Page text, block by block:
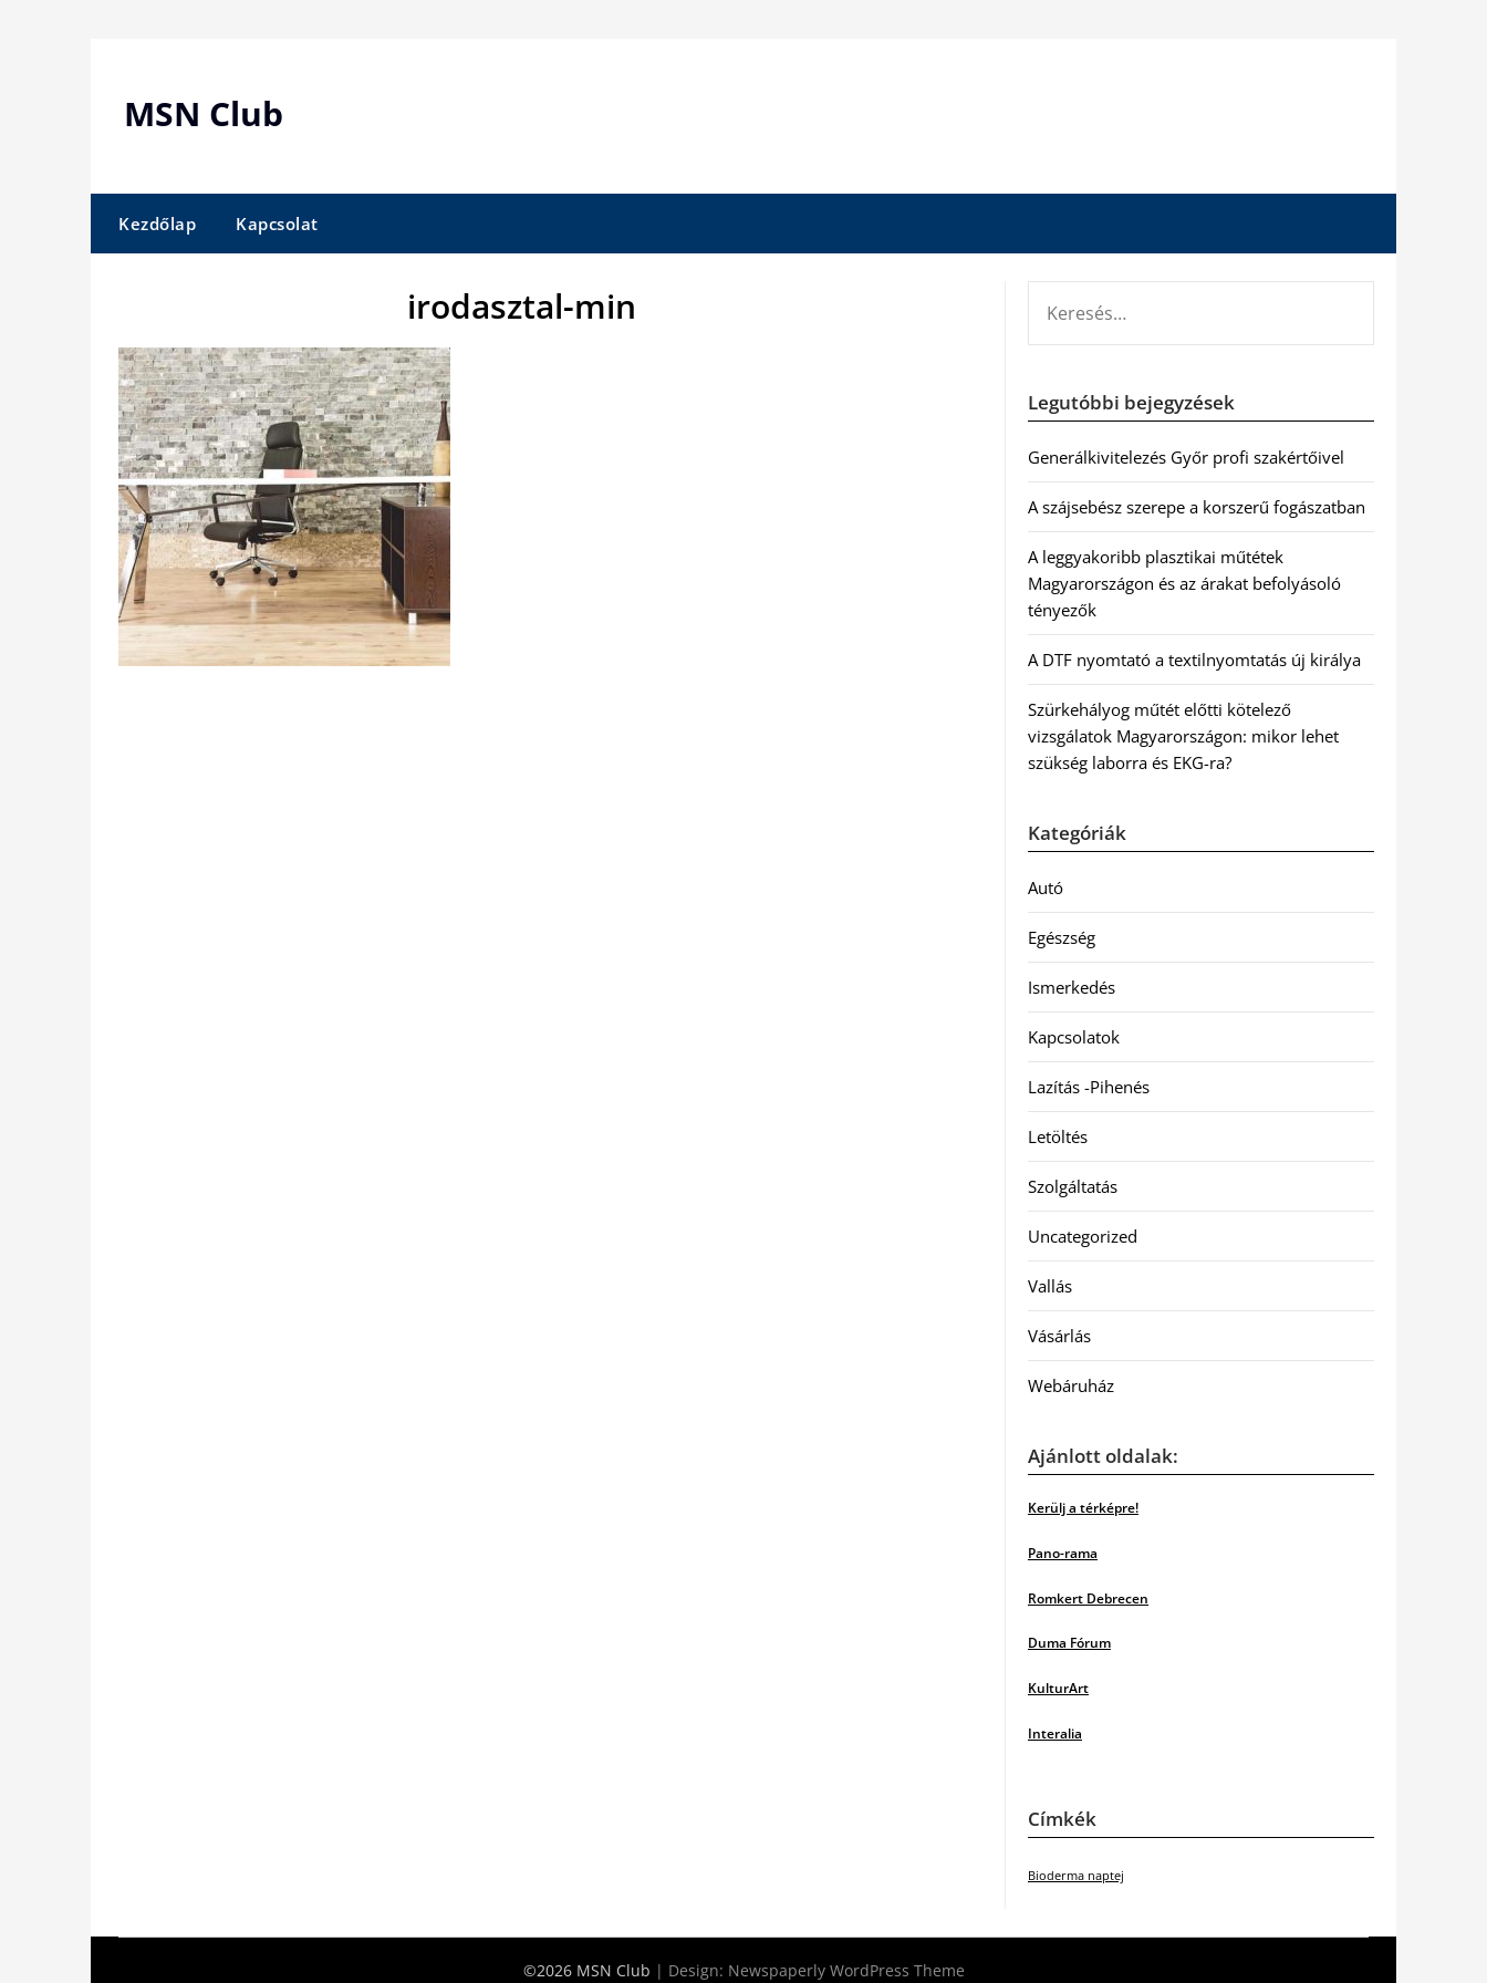
MSN Club
Kezdőlap Kapcsolat
irodasztal-min
Legutóbbi bejegyzések
Generálkivitelezés Győr profi szakértőivel
A szájsebész szerepe a korszerű fogászatban
A leggyakoribb plasztikai műtétek
Magyarországon és az árakat befolyásoló
tényezők
A DTF nyomtató a textilnyomtatás új királya
Szürkehályog műtét előtti kötelező
vizsgálatok Magyarországon: mikor lehet
szükség laborra és EKG-ra?
Kategóriák
Autó
Egészség
Ismerkedés
Kapcsolatok
Lazítás -Pihenés
Letöltés
Szolgáltatás
Uncategorized
Vallás
Vásárlás
Webáruház
Ajánlott oldalak:
Kerülj a térképre!
Pano-rama
Romkert Debrecen
Duma Fórum
KulturArt
Interalia
Címkék
Bioderma naptej
©2026 MSN Club | Design: Newspaperly WordPress Theme